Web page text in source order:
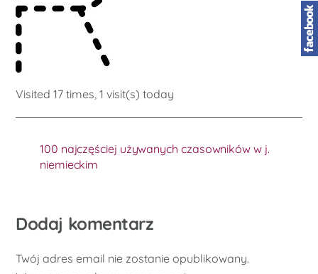
Visited 17 times, 1 visit(s) today
100 najczęściej używanych czasowników w j.
niemieckim
Dodaj komentarz
Twój adres email nie zostanie opublikowany.